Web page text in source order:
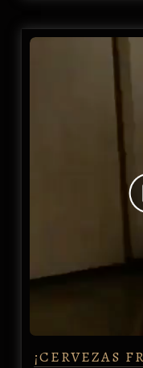
¡CERVEZAS